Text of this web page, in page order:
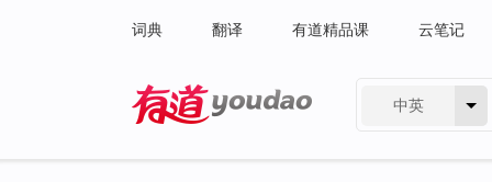
词典 翻译 有道精品课 云笔记
中英